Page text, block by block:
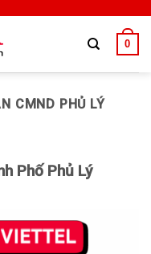
0
CMND PHỦ LÝ
Phố Phủ Lý